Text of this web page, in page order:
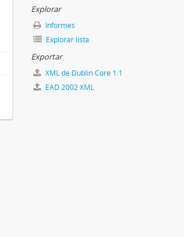
Explorar
Informes
Explorar lista
Exportar
XML de Dublin Core 1.1
EAD 2002 XML